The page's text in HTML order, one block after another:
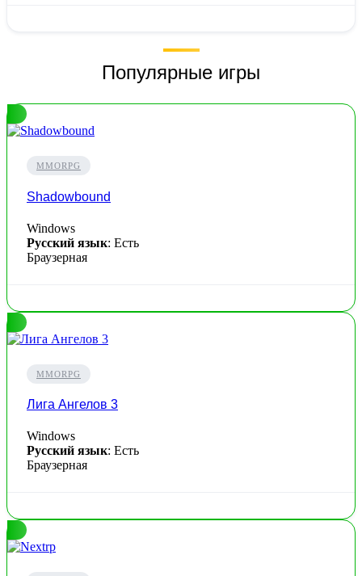
Популярные игры
MMORPG
Shadowbound
Windows
Русский язык: Есть
Браузерная
MMORPG
Лига Ангелов 3
Windows
Русский язык: Есть
Браузерная